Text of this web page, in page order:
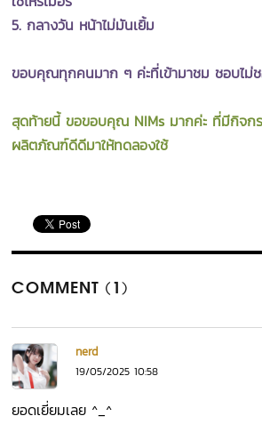
5. กลางวัน หน้าไม่มันเยิ้ม
ขอบคุณทุกคนมาก ๆ ค่ะที่เข้ามาชม ชอบไม่
สุดท้ายนี้ ขอขอบคุณ NIMs มากค่ะ ที่มีกิจก
ผลิตภัณฑ์ดีดีมาให้ทดลองใช้
COMMENT (1)
nerd
19/05/2025 10:58
ยอดเยี่ยมเลย ^_^